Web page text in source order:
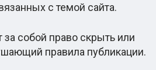
с темой сайта.
за собой право скрыть или
правила публикации.